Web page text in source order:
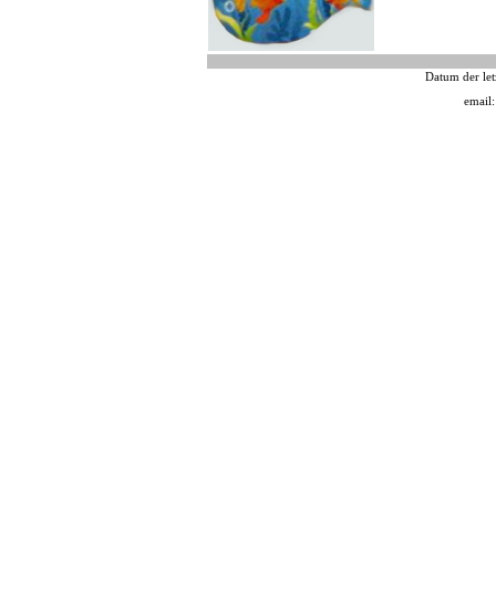
Datum der